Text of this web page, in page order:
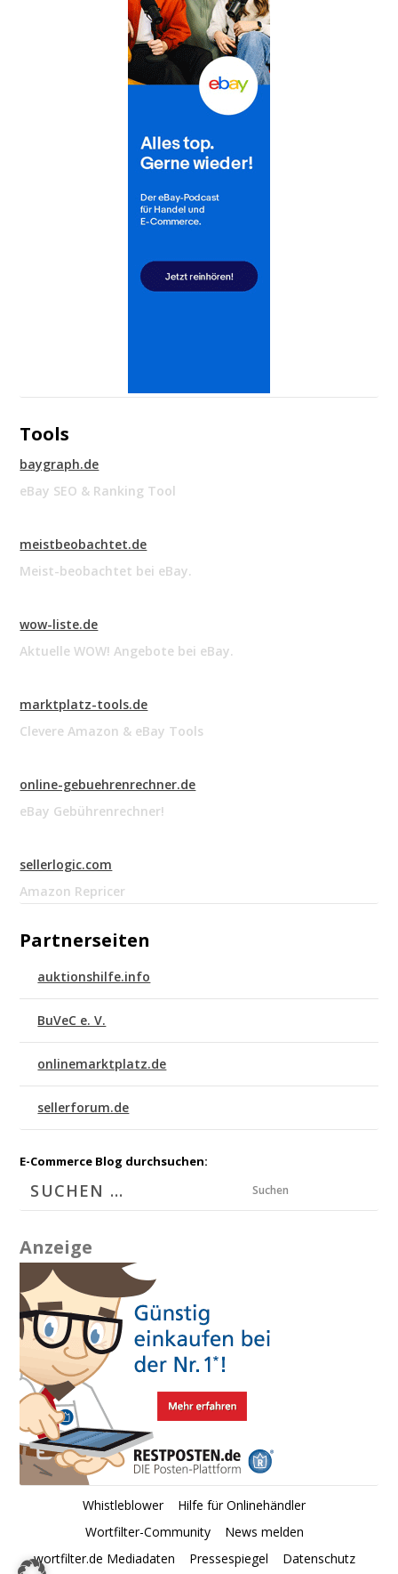
Tools
baygraph.de
eBay SEO & Ranking Tool
meistbeobachtet.de
Meist-beobachtet bei eBay.
wow-liste.de
Aktuelle WOW! Angebote bei eBay.
marktplatz-tools.de
Clevere Amazon & eBay Tools
online-gebuehrenrechner.de
eBay Gebührenrechner!
sellerlogic.com
Amazon Repricer
Partnerseiten
auktionshilfe.info
BuVeC e. V.
onlinemarktplatz.de
sellerforum.de
E-Commerce Blog durchsuchen:
Suchen
Anzeige
Whistleblower
Hilfe für Onlinehändler
Wortfilter-Community
News melden
wortfilter.de Mediadaten
Pressespiegel Datenschutz